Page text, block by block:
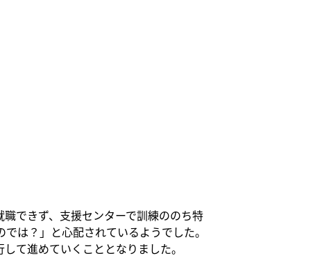
できず、支援センターで訓練ののち特
は？」と心配されているようでした。
て進めていくこととなりました。